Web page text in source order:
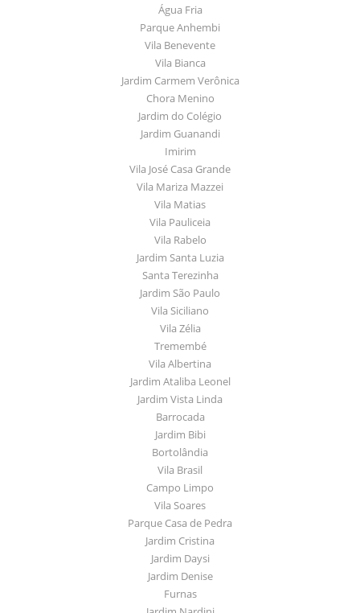
Água Fria
Parque Anhembi
Vila Benevente
Vila Bianca
Jardim Carmem Verônica
Chora Menino
Jardim do Colégio
Jardim Guanandi
Imirim
Vila José Casa Grande
Vila Mariza Mazzei
Vila Matias
Vila Pauliceia
Vila Rabelo
Jardim Santa Luzia
Santa Terezinha
Jardim São Paulo
Vila Siciliano
Vila Zélia
Tremembé
Vila Albertina
Jardim Ataliba Leonel
Jardim Vista Linda
Barrocada
Jardim Bibi
Bortolândia
Vila Brasil
Campo Limpo
Vila Soares
Parque Casa de Pedra
Jardim Cristina
Jardim Daysi
Jardim Denise
Furnas